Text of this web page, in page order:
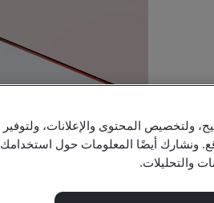
ولتخصيص المحتوى والإعلانات، ولتوفير
ونشارك أيضًا المعلومات حول استخدامك
والتحليلات.